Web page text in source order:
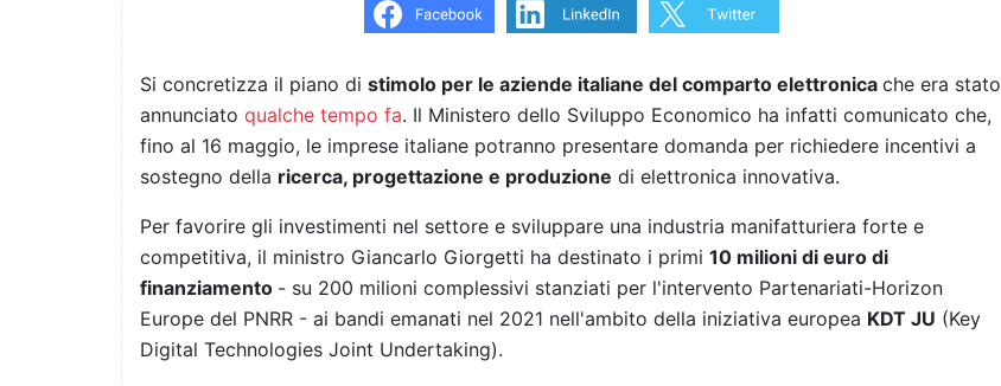
Si concretizza il piano di stimolo per le aziende italiane del comparto elettronica che era stato
annunciato qualche tempo fa. Il Ministero dello Sviluppo Economico ha infatti comunicato che,
fino al 16 maggio, le imprese italiane potranno presentare domanda per richiedere incentivi a
sostegno della ricerca, progettazione e produzione di elettronica innovativa.
Per favorire gli investimenti nel settore e sviluppare una industria manifatturiera forte e
competitiva, il ministro Giancarlo Giorgetti ha destinato i primi 10 milioni di euro di
finanziamento - su 200 milioni complessivi stanziati per l'intervento Partenariati-Horizon
Europe del PNRR - ai bandi emanati nel 2021 nell'ambito della iniziativa europea KDT JU (Key
Digital Technologies Joint Undertaking).